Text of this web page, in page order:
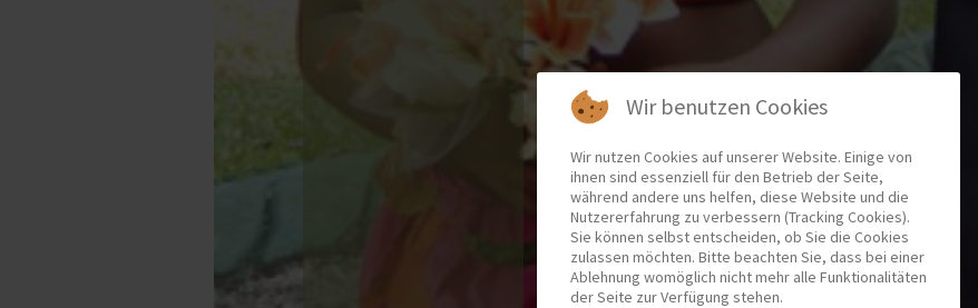
Wir benutzen Cookies
Wir nutzen Cookies auf unserer Website. Einige von
ihnen sind essenziell für den Betrieb der Seite,
während andere uns helfen, diese Website und die
Nutzererfahrung zu verbessern (Tracking Cookies).
Sie können selbst entscheiden, ob Sie die Cookies
zulassen möchten. Bitte beachten Sie, dass bei einer
Ablehnung womöglich nicht mehr alle Funktionalitäten
der Seite zur Verfügung stehen.